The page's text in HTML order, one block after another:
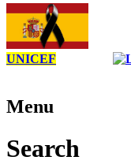
UNICEF
Menu
Search